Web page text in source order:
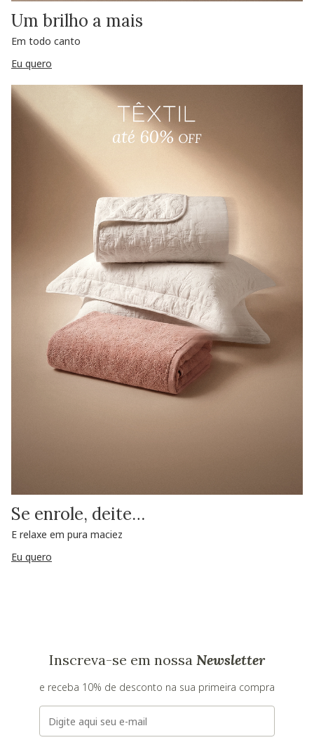
Um brilho a mais
Em todo canto
Eu quero
Se enrole, deite…
E relaxe em pura maciez
Eu quero
Inscreva-se em nossa Newsletter
e receba 10% de desconto na sua primeira compra
E-mail